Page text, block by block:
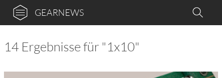
GEARNEWS
14 Ergebnisse für "1x10"